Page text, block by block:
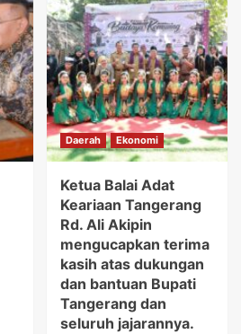
Daerah Ekonomi
Ketua Balai Adat
Keariaan Tangerang
Rd. Ali Akipin
mengucapkan terima
kasih atas dukungan
dan bantuan Bupati
Tangerang dan
seluruh jajarannya.